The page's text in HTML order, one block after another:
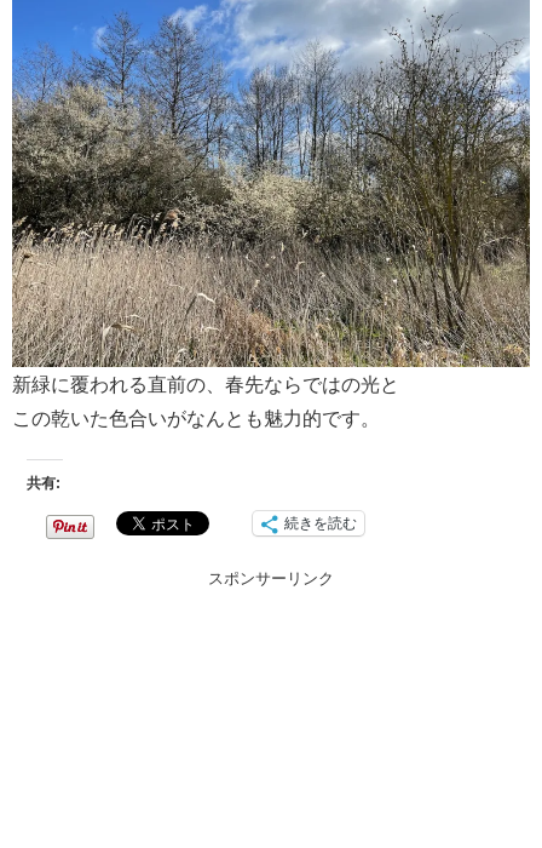
新緑に覆われる直前の、春先ならではの光と
この乾いた色合いがなんとも魅力的です。
共有:
続きを読む
スポンサーリンク